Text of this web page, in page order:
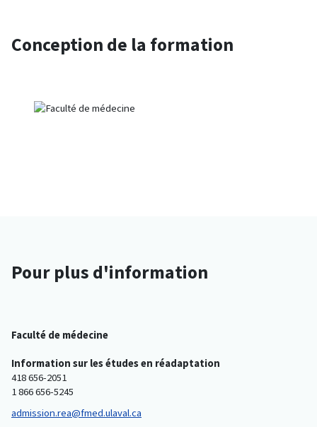
Conception de la formation
Pour plus d'information
Faculté de médecine
Information sur les études en réadaptation
418 656-2051
1 866 656-5245
admission.rea@fmed.ulaval.ca